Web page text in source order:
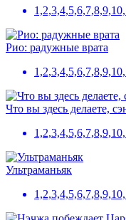
Рио: радужные врата
Что вы здесь делаете,
Ультраманьяк